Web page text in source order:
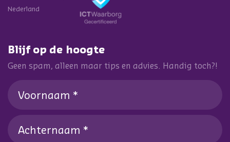
Nederland
Blijf op de hoogte
Geen spam, alleen maar tips en advies. Handig toch?!